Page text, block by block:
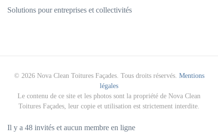
Solutions pour entreprises et collectivités
© 2026Nova Clean Toitures Façades. Tous droits réservés. Mentions
légales
Le contenu de ce site et les photos sont la propriété de Nova Clean
Toitures Façades, leur copie et utilisation est strictement interdite.
Il y a 48 invités et aucun membre en ligne